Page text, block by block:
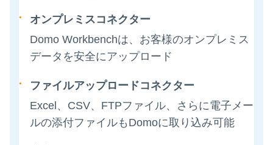
オンプレミスコネクター
Domo Workbenchは、お客様のオンプレミス
データを安全にアップロード
ファイルアップロードコネクター
Excel、CSV、FTPファイル、さらに電子メー
ルの添付ファイルもDomoに取り込み可能